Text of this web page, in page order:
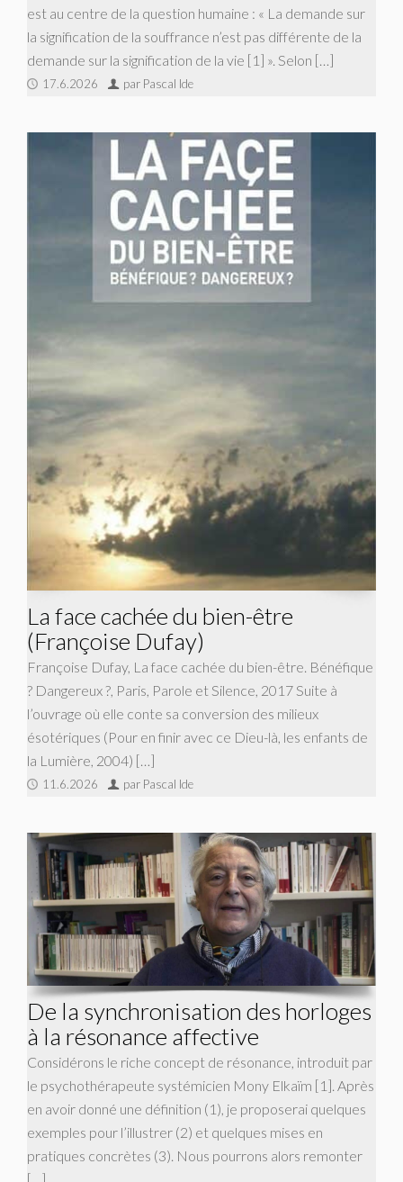
est au centre de la question humaine : « La demande sur
la signification de la souffrance n’est pas différente de la
demande sur la signification de la vie [1] ». Selon […]
17.6.2026 par Pascal Ide
La face cachée du bien-être
(Françoise Dufay)
Françoise Dufay, La face cachée du bien-être. Bénéfique
? Dangereux ?, Paris, Parole et Silence, 2017 Suite à
l’ouvrage où elle conte sa conversion des milieux
ésotériques (Pour en finir avec ce Dieu-là, les enfants de
la Lumière, 2004) […]
11.6.2026 par Pascal Ide
De la synchronisation des horloges
à la résonance affective
Considérons le riche concept de résonance, introduit par
le psychothérapeute systémicien Mony Elkaïm [1]. Après
en avoir donné une définition (1), je proposerai quelques
exemples pour l’illustrer (2) et quelques mises en
pratiques concrètes (3). Nous pourrons alors remonter
[…]